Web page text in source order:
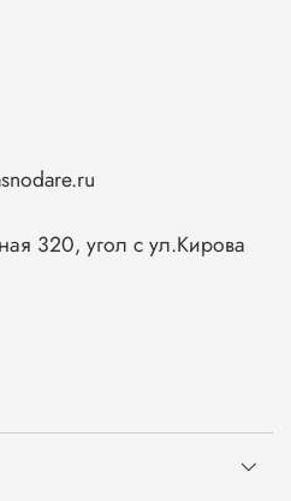
320, угол с ул.Кирова